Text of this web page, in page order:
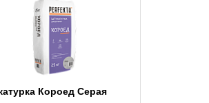
Короед Серая